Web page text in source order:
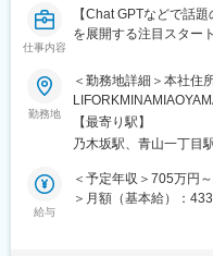
■案件例：
・化粧品会社様向け、
ECサイト・顧客管理/
グオートメーションツ
めたシステムの継続的
■魅力
●Salesforce、AEM、
ETLの導入・運用保守
仕事内容
【Chat GPTなどで話
を展開する注目スター
ちに続々と導入／累計
「価値創造の仕組みを
ンに掲げ、最先端の生
しています。
弊社の強みは、フルス
す。2024年5月には、
勤務地
＜勤務地詳細＞本社住
【最寄り駅】
乃木坂駅、青山一丁目
給与
＜予定年収＞705万円
＞月額（基本給）：